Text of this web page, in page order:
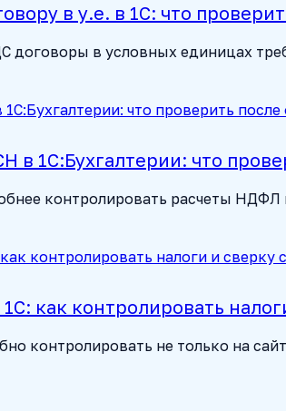
в у.е. в 1С: что
в условных единицах
в 1С:Бухгалтерии: что
контролировать расчеты
как контролировать
контролировать не только на